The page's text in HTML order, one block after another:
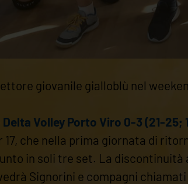
giovanile gialloblù nel
Delta Volley Porto Viro 0-3 (21-
17, che nella prima giornata di
in soli tre set. La
Signorini e compagni